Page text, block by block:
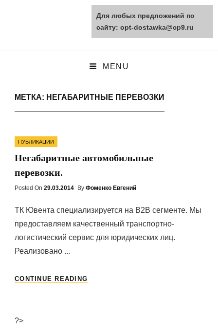
opt-dostawka.ru
MENU
МЕТКА: НЕГАБАРИТНЫЕ ПЕРЕВОЗКИ
Categories
ПУБЛИКАЦИИ
Негабаритные автомобильные
перевозки.
Posted On Posted
29.03.2014 By Фоменко Евгений
ТК Ювента специализируется на В2В сегменте. Мы
предоставляем качественный транспортно-
логистический сервис для юридических лиц.
Реализовано ...
CONTINUE READING
?>
Для любых предложений по
сайту: opt-dostawka@cp9.ru